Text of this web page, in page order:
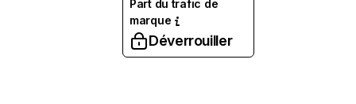
Part du trafic de
marque
Déverrouiller